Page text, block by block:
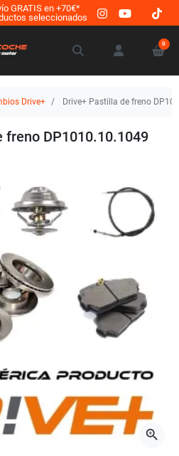
GRATIS en +70€*
seleccionados
0
Drive+ Drive+ Pastilla de freno
freno DP1010.10.1049
zoom_in